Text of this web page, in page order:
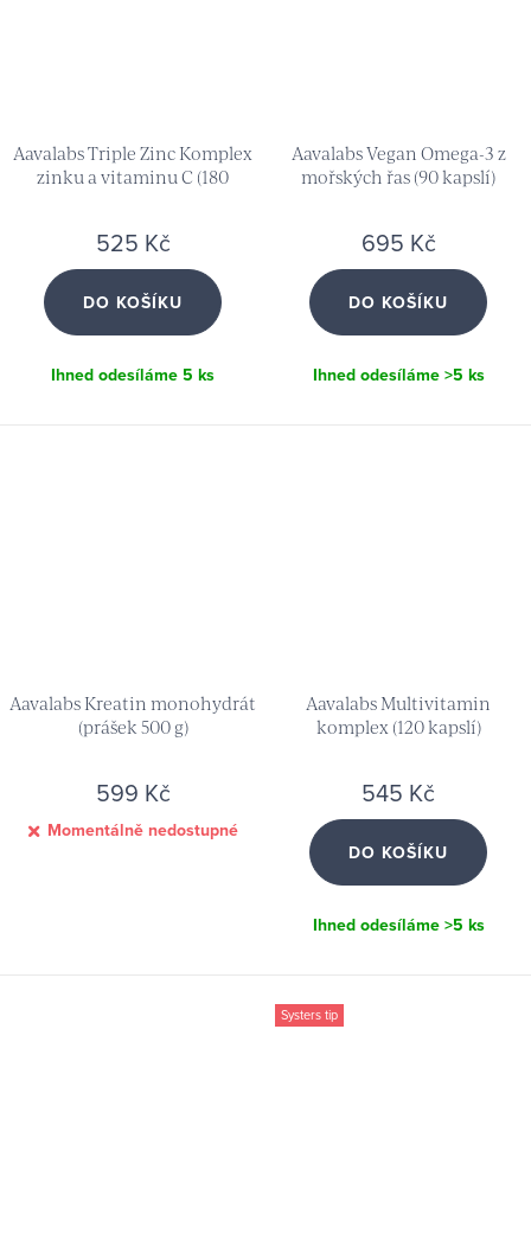
Aavalabs Triple Zinc Komplex
zinku a vitaminu C (180
525 Kč
DO KOŠÍKU
Ihned odesíláme 5 ks
Aavalabs Vegan Omega-3 z
mořských řas (90 kapslí)
695 Kč
DO KOŠÍKU
Ihned odesíláme >5 ks
Aavalabs Kreatin monohydrát
(prášek 500 g)
599 Kč
Momentálně nedostupné
Aavalabs Multivitamin
komplex (120 kapslí)
545 Kč
DO KOŠÍKU
Ihned odesíláme >5 ks
Systers tip